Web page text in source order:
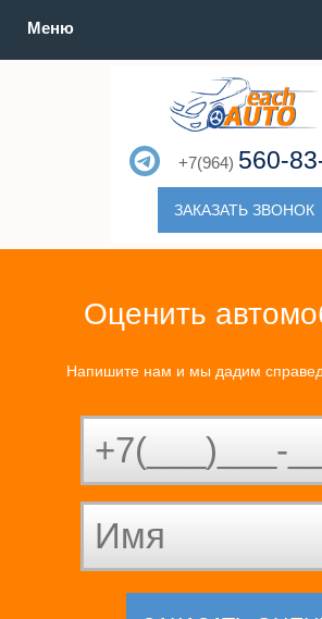
+7(964) 560-
ЗАКАЗАТЬ ЗВОНОК
Меню
Оценить
Напишите нам и мы дадим